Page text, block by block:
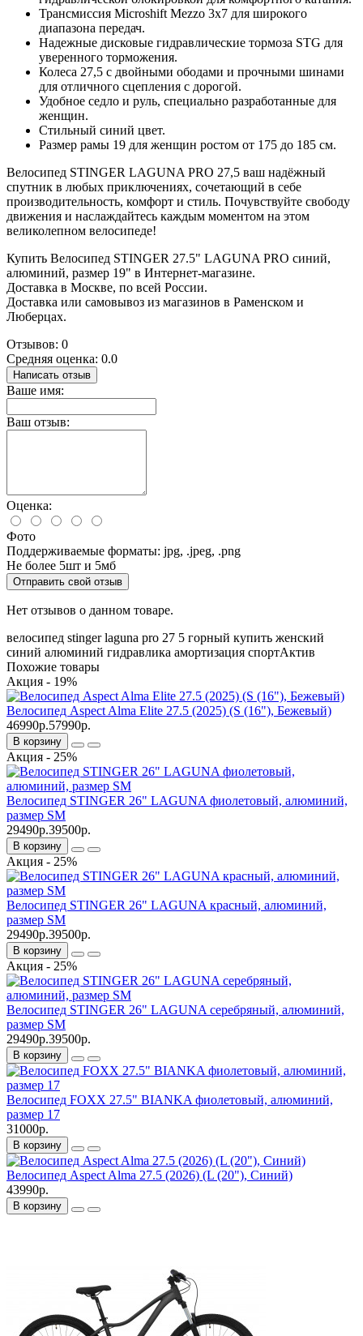
Трансмиссия Microshift Mezzo 3x7 для широкого
диапазона передач.
Надежные дисковые гидравлические тормоза STG для
уверенного торможения.
Колеса 27,5 с двойными ободами и прочными шинами
для отличного сцепления с дорогой.
Удобное седло и руль, специально разработанные для
женщин.
Стильный синий цвет.
Размер рамы 19 для женщин ростом от 175 до 185 см.
Велосипед STINGER LAGUNA PRO 27,5 ваш надёжный
спутник в любых приключениях, сочетающий в себе
производительность, комфорт и стиль. Почувствуйте свободу
движения и наслаждайтесь каждым моментом на этом
великолепном велосипеде!
Купить Велосипед STINGER 27.5" LAGUNA PRO синий,
алюминий, размер 19" в Интернет-магазине.
Доставка в Москве, по всей России.
Доставка или самовывоз из магазинов в Раменском и
Люберцах.
Отзывов: 0
Средняя оценка: 0.0
Написать отзыв
Ваше имя:
Ваш отзыв:
Оценка:
Фото
Поддерживаемые форматы: jpg, .jpeg, .png
Не более 5шт и 5мб
Отправить свой отзыв
Нет отзывов о данном товаре.
велосипед stinger laguna pro 27 5 горный купить женский
синий алюминий гидравлика амортизация спортАктив
Похожие товары
Акция - 19%
Велосипед Aspect Alma Elite 27.5 (2025) (S (16"), Бежевый)
46990р.57990р.
В корзину
Акция - 25%
Велосипед STINGER 26" LAGUNA фиолетовый, алюминий,
размер SM
29490р.39500р.
В корзину
Акция - 25%
Велосипед STINGER 26" LAGUNA красный, алюминий,
размер SM
29490р.39500р.
В корзину
Акция - 25%
Велосипед STINGER 26" LAGUNA серебряный, алюминий,
размер SM
29490р.39500р.
В корзину
Велосипед FOXX 27.5" BIANKA фиолетовый, алюминий,
размер 17
31000р.
В корзину
Велосипед Aspect Alma 27.5 (2026) (L (20"), Синий)
43990р.
В корзину